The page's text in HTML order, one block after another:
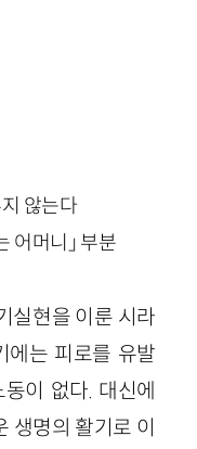
않는다
어머니」 부분
실현을 이룬 시라
에는 피로를 유발
이 없다. 대신에
생명의 활기로 이